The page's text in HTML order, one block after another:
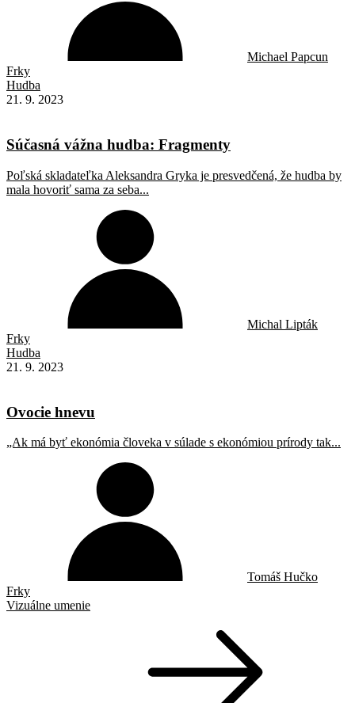
Michael Papcun
Frky
Hudba
21. 9. 2023
Súčasná vážna hudba: Fragmenty
Poľská skladateľka Aleksandra Gryka je presvedčená, že hudba by
mala hovoriť sama za seba...
Michal Lipták
Frky
Hudba
21. 9. 2023
Ovocie hnevu
„Ak má byť ekonómia človeka v súlade s ekonómiou prírody tak...
Tomáš Hučko
Frky
Vizuálne umenie